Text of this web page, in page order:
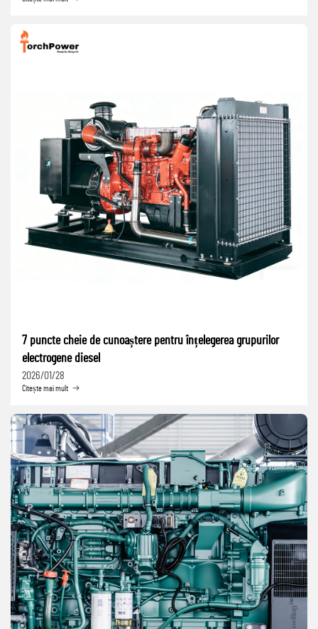
7 puncte cheie de cunoaștere pentru înțelegerea grupurilor
electrogene diesel
2026/01/28
Citește mai mult